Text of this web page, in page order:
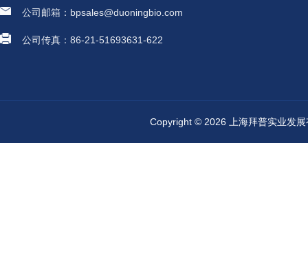
公司邮箱：bpsales@duoningbio.com
公司传真：86-21-51693631-622
Copyright © 2026 上海拜普实业发